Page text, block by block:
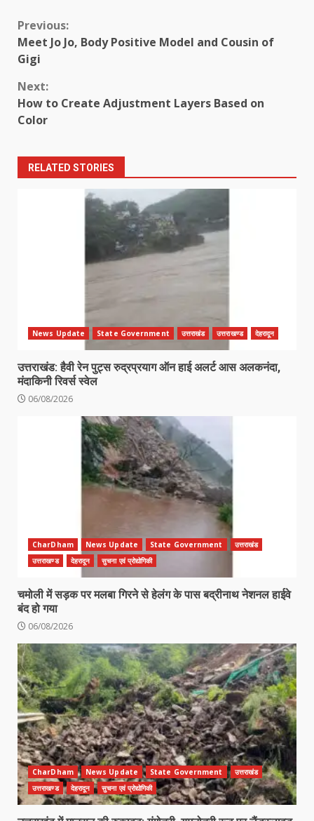
Continue
Reading
Previous:
Meet Jo Jo, Body Positive Model and Cousin of
Gigi
Next:
How to Create Adjustment Layers Based on
Color
RELATED STORIES
News Update State Government उत्तराखंड उत्तराखण्ड देहरादून
उत्तराखंड: हैवी रेन पुट्स रुद्रप्रयाग ऑन हाई अलर्ट आस अलकनंदा,
मंदाकिनी रिवर्स स्वेल
06/08/2026
CharDham News Update State Government
उत्तराखंड
उत्तराखण्ड
देहरादून सुचना एवं प्रोद्योगिकी
चमोली में सड़क पर मलबा गिरने से हेलंग के पास बद्रीनाथ नेशनल हाईवे
बंद हो गया
06/08/2026
CharDham News Update State Government
उत्तराखंड
उत्तराखण्ड
देहरादून सुचना एवं प्रोद्योगिकी